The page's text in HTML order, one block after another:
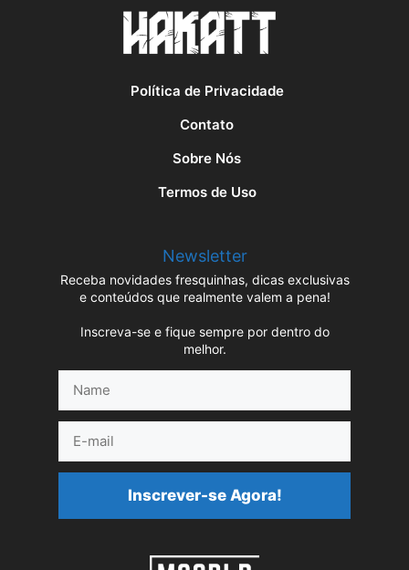
Política de Privacidade
Contato
Sobre Nós
Termos de Uso
Newsletter
Receba novidades fresquinhas, dicas exclusivas
e conteúdos que realmente valem a pena!
Inscreva-se e fique sempre por dentro do
melhor.
mail
Inscrever-se Agora!